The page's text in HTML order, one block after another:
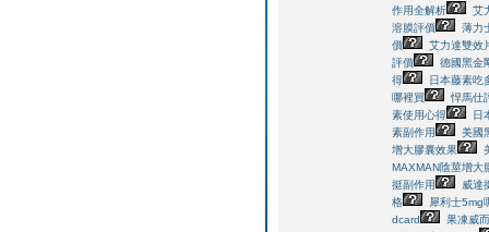
作用全解析
艾
溶膜評價
薄力
價
艾力達雙效
評價
德國黑金
得
日本藤素吃
哪裡買
悍馬仕
素使用心得
日
素副作用
美國
增大膠囊效果
MAXMAN陰莖增大
挺副作用
威達
格
犀利士5mg
dcard
果凍威